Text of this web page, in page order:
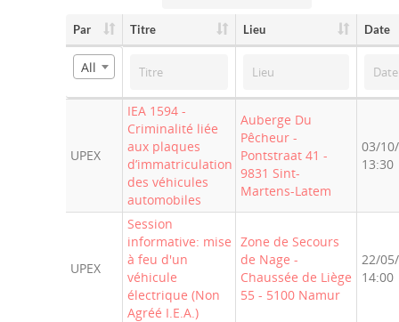
Par Titre Lieu Date
All
UPEX
IEA 1594 -
Criminalité liée
aux plaques
d’immatriculation
des véhicules
automobiles
Auberge Du
Pêcheur -
Pontstraat 41 -
9831 Sint-
Martens-Latem
03/
13:30
UPEX
Session
informative: mise
à feu d'un
véhicule
électrique (Non
Agréé I.E.A.)
Zone de Secours
de Nage -
Chaussée de Liège
55 - 5100 Namur
22/
14:00